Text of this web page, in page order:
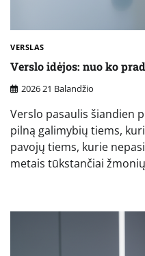
VERSLAS
Verslo idėjos: nuo ko
2026 21 Balandžio
Verslo pasaulis šiandien
pilną galimybių tiems,
pavojų tiems, kurie
metais tūkstančiai